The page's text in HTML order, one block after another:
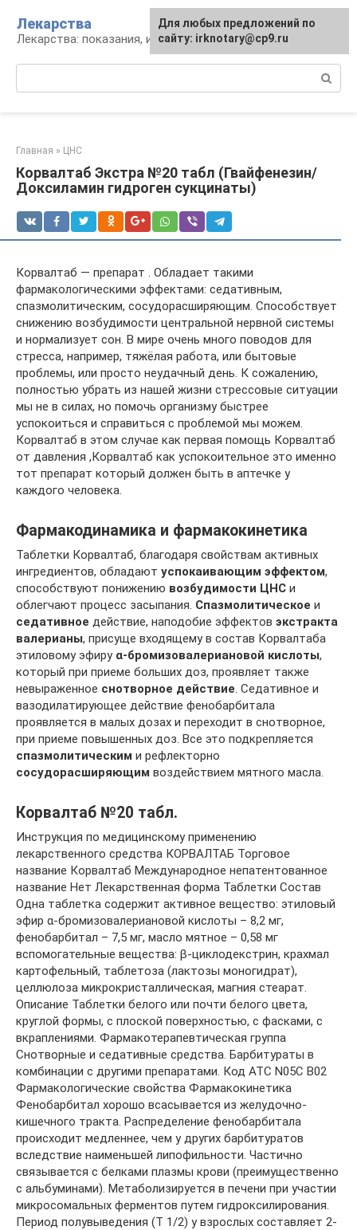
контенту
Лекарства
Лекарства: показания, инструкция, аналоги
Главная » ЦНС
Корвалтаб Экстра №20 табл (Гвайфенезин/
Доксиламин гидроген сукцинаты)
Корвалтаб — препарат . Обладает такими
фармакологическими эффектами: седативным,
спазмолитическим, сосудорасширяющим. Способствует
снижению возбудимости центральной нервной системы
и нормализует сон. В мире очень много поводов для
стресса, например, тяжёлая работа, или бытовые
проблемы, или просто неудачный день. К сожалению,
полностью убрать из нашей жизни стрессовые ситуации
мы не в силах, но помочь организму быстрее
успокоиться и справиться с проблемой мы можем.
Корвалтаб в этом случае как первая помощь Корвалтаб
от давления ,Корвалтаб как успокоительное это именно
тот препарат который должен быть в аптечке у
каждого человека.
Фармакодинамика и фармакокинетика
Таблетки Корвалтаб, благодаря свойствам активных
ингредиентов, обладают успокаивающим эффектом,
способствуют понижению возбудимости ЦНС и
облегчают процесс засыпания. Спазмолитическое и
седативное действие, наподобие эффектов экстракта
валерианы, присуще входящему в состав Корвалтаба
этиловому эфиру α-бромизовалериановой кислоты,
который при приеме больших доз, проявляет также
невыраженное снотворное действие. Седативное и
вазодилатирующее действие фенобарбитала
проявляется в малых дозах и переходит в снотворное,
при приеме повышенных доз. Все это подкрепляется
спазмолитическим и рефлекторно
сосудорасширяющим воздействием мятного масла.
Корвалтаб №20 табл.
Инструкция по медицинскому применению
лекарственного средства КОРВАЛТАБ Торговое
название Корвалтаб Международное непатентованное
название Нет Лекарственная форма Таблетки Состав
Одна таблетка содержит активное вещество: этиловый
эфир α-бромизовалериановой кислоты – 8,2 мг,
фенобарбитал – 7,5 мг, масло мятное – 0,58 мг
вспомогательные вещества: β-циклодекстрин, крахмал
картофельный, таблетоза (лактозы моногидрат),
целлюлоза микрокристаллическая, магния стеарат.
Описание Таблетки белого или почти белого цвета,
круглой формы, с плоской поверхностью, с фасками, с
вкраплениями. Фармакотерапевтическая группа
Снотворные и седативные средства. Барбитураты в
комбинации с другими препаратами. Код АТС N05C B02
Фармакологические свойства Фармакокинетика
Фенобарбитал хорошо всасывается из желудочно-
кишечного тракта. Распределение фенобарбитала
происходит медленнее, чем у других барбитуратов
вследствие наименьшей липофильности. Частично
связывается с белками плазмы крови (преимущественно
с альбуминами). Метаболизируется в печени при участии
микросомальных ферментов путем гидроксилирования.
Период полувыведения (Т 1/2) у взрослых составляет 2-
Для любых предложений по
сайту: irknotary@cp9.ru